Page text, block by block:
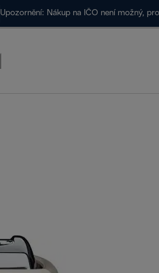
Upozornění: Nákup na IČO není možný,